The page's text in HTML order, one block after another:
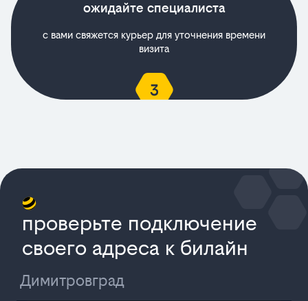
ожидайте специалиста
с вами свяжется курьер для уточнения времени
визита
проверьте подключение
своего адреса к билайн